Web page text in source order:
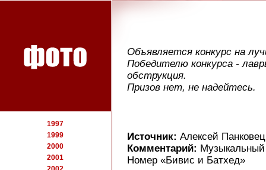
Объявляется конкурс на
Победителю конкурса -
обструкция.
Призов нет, не надейтесь.
Источник: Алексей Панковец
Комментарий:
Номер «Бивис и Батхед»
1997
1999
2000
2001